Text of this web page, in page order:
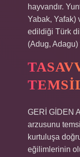
hayvandır.
Yabak, Yafak)
edildiği Türk
(Adug, Adagu)
GERİ GİDEN
arzusunu
kurtuluşa
eğilimlerinin